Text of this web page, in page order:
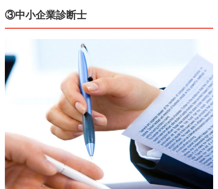
③中小企業診断士